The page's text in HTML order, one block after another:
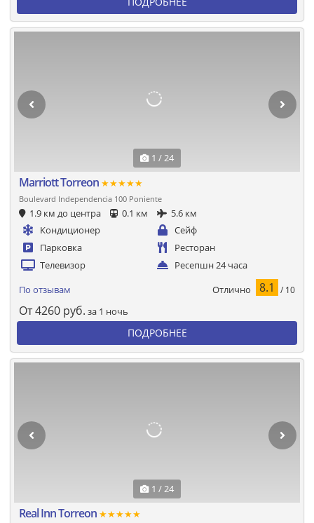
1 / 24
Marriott Torreon ★★★★★
Boulevard Independencia 100 Poniente
1.9 км до центра 0.1 км
5.6 км
Кондиционер
Сейф
Парковка
Ресторан
Телевизор
Ресепшн 24 часа
По отзывам Отлично 8.1 / 10
От4260 руб. за 1 ночь
ПОДРОБНЕЕ
1 / 24
Real Inn Torreon ★★★★★